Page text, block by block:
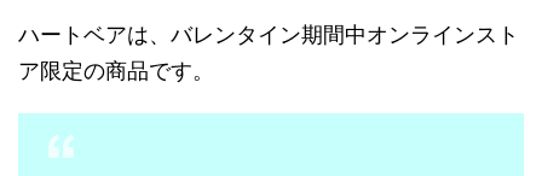
ハートベアは、バレンタイン期間中オンラインスト
ア限定の商品です。